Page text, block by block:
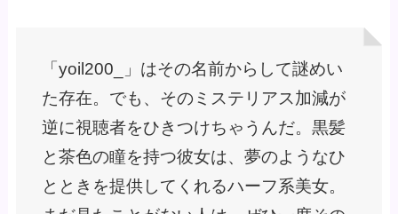
「yoil200_」はその名前からして謎めい
た存在。でも、そのミステリアス加減が
逆に視聴者をひきつけちゃうんだ。黒髪
と茶色の瞳を持つ彼女は、夢のようなひ
とときを提供してくれるハーフ系美女。